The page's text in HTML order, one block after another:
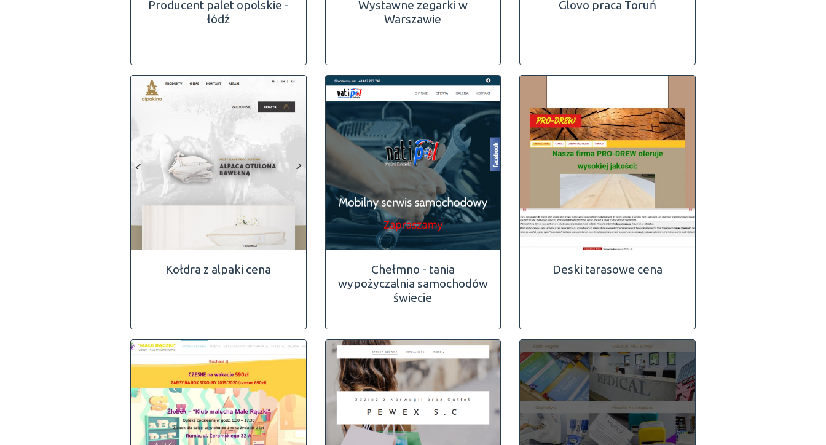
Producent palet opolskie -
łódź
Wystawne zegarki w
Warszawie
Glovo praca Toruń
Kołdra z alpaki cena
Chełmno - tania
wypożyczalnia samochodów
świecie
Deski tarasowe cena